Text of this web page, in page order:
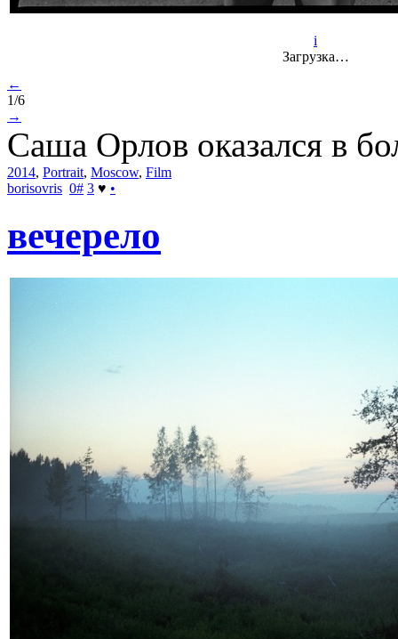
i
Загрузка…
←
1/6
→
Саша Орлов оказался в
2014, Portrait, Moscow, Film
borisovris 0# 3 ♥ •
вечерело